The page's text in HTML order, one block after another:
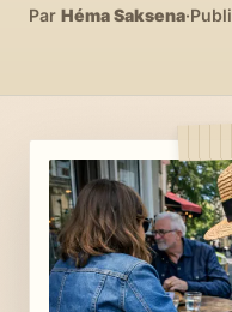
06
Qui
Par Héma Saksena·